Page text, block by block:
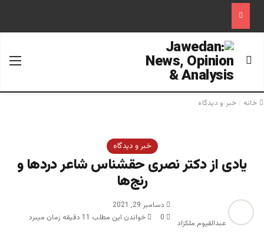
جستجو برای
خانه /خبر و دیدگاه
خبر و دیدگاه
یادی از دکتر نصری حقشناس شاعر دردها و
رنج‌ها
عبدالقیوم ملکزاد
دسامبر 29, 2021
0
خواندن این مطلب 11 دقیقه زمان میبرد